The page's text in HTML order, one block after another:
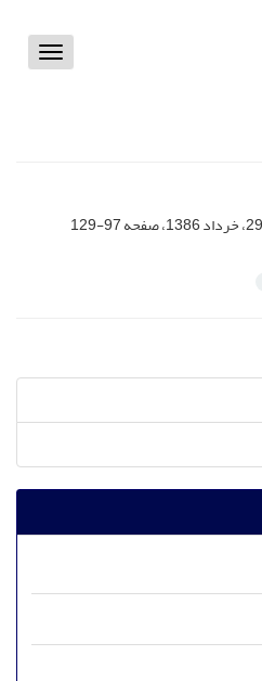
Toggle
97-129